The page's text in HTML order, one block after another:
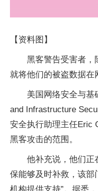
【资料图】
黑客警告受害者，
就将他们的被盗数据在
美国网络安全与
and Infrastructure
安全执行助理主任Eric
黑客攻击的范围。
他补充说，他们正
保能够及时补救，该部
机构提供支持”。据悉